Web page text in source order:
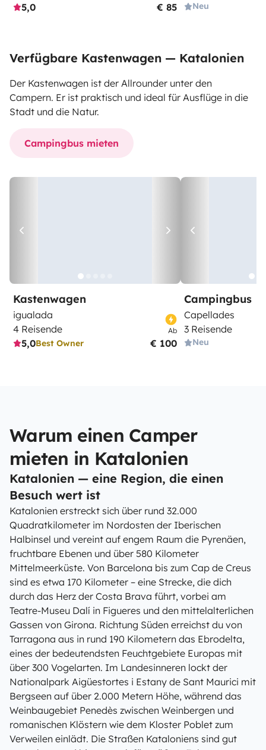
5,0
€ 85 Neu
Verfügbare Kastenwagen — Katalonien
Der Kastenwagen ist der Allrounder unter den
Campern. Er ist praktisch und ideal für Ausflüge in die
Stadt und die Natur.
Campingbus mieten
Kastenwagen
igualada
4 Reisende
5,0Best Owner
Ab
€ 100
Campingbus
Capellades
3 Reisende
Neu
Warum einen Camper
mieten in Katalonien
Katalonien — eine Region, die einen
Besuch wert ist
Katalonien erstreckt sich über rund 32.000
Quadratkilometer im Nordosten der Iberischen
Halbinsel und vereint auf engem Raum die Pyrenäen,
fruchtbare Ebenen und über 580 Kilometer
Mittelmeerküste. Von Barcelona bis zum Cap de Creus
sind es etwa 170 Kilometer – eine Strecke, die dich
durch das Herz der Costa Brava führt, vorbei am
Teatre-Museu Dalí in Figueres und den mittelalterlichen
Gassen von Girona. Richtung Süden erreichst du von
Tarragona aus in rund 190 Kilometern das Ebrodelta,
eines der bedeutendsten Feuchtgebiete Europas mit
über 300 Vogelarten. Im Landesinneren lockt der
Nationalpark Aigüestortes i Estany de Sant Maurici mit
Bergseen auf über 2.000 Metern Höhe, während das
Weinbaugebiet Penedès zwischen Weinbergen und
romanischen Klöstern wie dem Kloster Poblet zum
Verweilen einlädt. Die Straßen Kataloniens sind gut